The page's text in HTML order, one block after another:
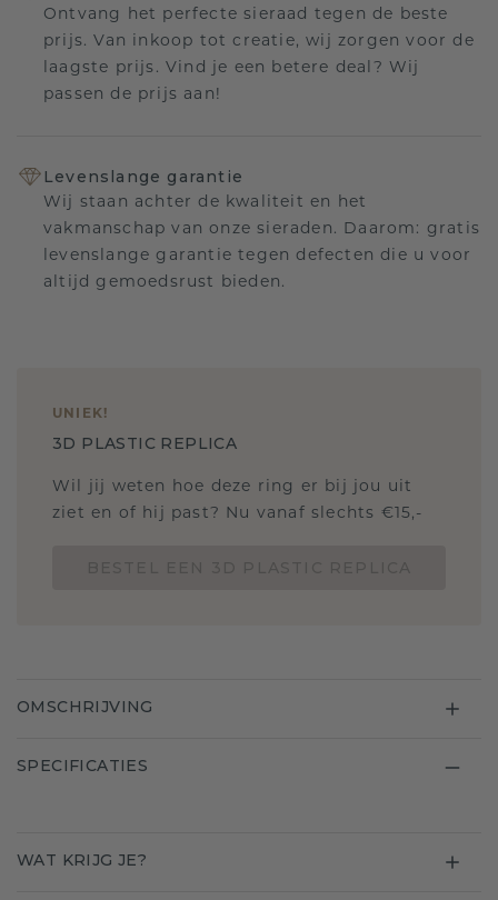
Ontvang het perfecte sieraad tegen de beste
prijs. Van inkoop tot creatie, wij zorgen voor de
laagste prijs. Vind je een betere deal? Wij
passen de prijs aan!
Levenslange garantie
Wij staan achter de kwaliteit en het
vakmanschap van onze sieraden. Daarom: gratis
levenslange garantie tegen defecten die u voor
altijd gemoedsrust bieden.
UNIEK!
3D PLASTIC REPLICA
Wil jij weten hoe deze ring er bij jou uit
ziet en of hij past? Nu vanaf slechts €15,-
OMSCHRIJVING
SPECIFICATIES
WAT KRIJG JE?